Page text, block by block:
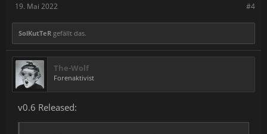
#4
19. Mai 2022
SolKutTeR gefällt das.
The-Wolf
Forenaktivist
v0.6 Released: